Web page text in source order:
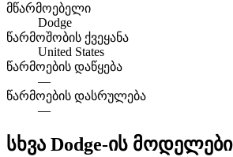
მწარმოებელი
Dodge
წარმოშობის ქვეყანა
United States
წარმოების დაწყება
—
წარმოების დასრულება
—
სხვა Dodge-ის მოდელები